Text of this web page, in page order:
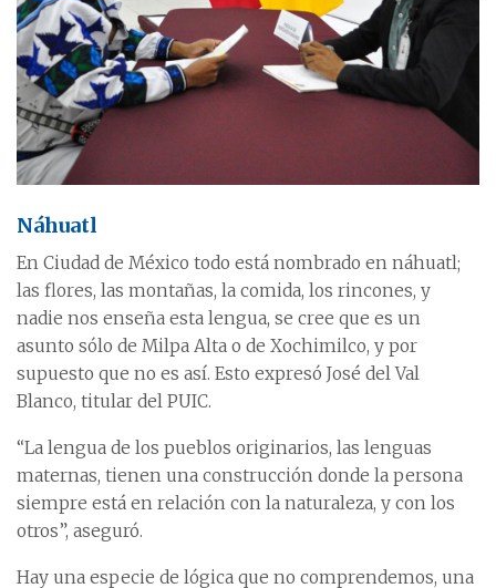
Náhuatl
En Ciudad de México todo está nombrado en náhuatl;
las flores, las montañas, la comida, los rincones, y
nadie nos enseña esta lengua, se cree que es un
asunto sólo de Milpa Alta o de Xochimilco, y por
supuesto que no es así. Esto expresó José del Val
Blanco, titular del PUIC.
“La lengua de los pueblos originarios, las lenguas
maternas, tienen una construcción donde la persona
siempre está en relación con la naturaleza, y con los
otros”, aseguró.
Hay una especie de lógica que no comprendemos, una